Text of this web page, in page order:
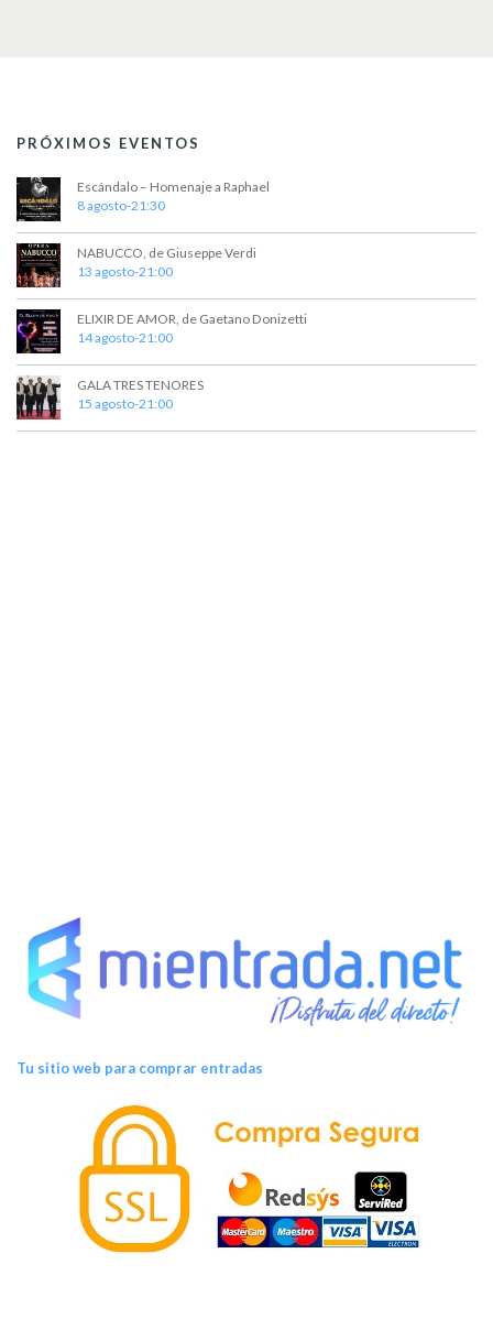
PRÓXIMOS EVENTOS
Escándalo – Homenaje a Raphael
8 agosto-21:30
NABUCCO, de Giuseppe Verdi
13 agosto-21:00
ELIXIR DE AMOR, de Gaetano Donizetti
14 agosto-21:00
GALA TRES TENORES
15 agosto-21:00
Tu sitio web para comprar entradas